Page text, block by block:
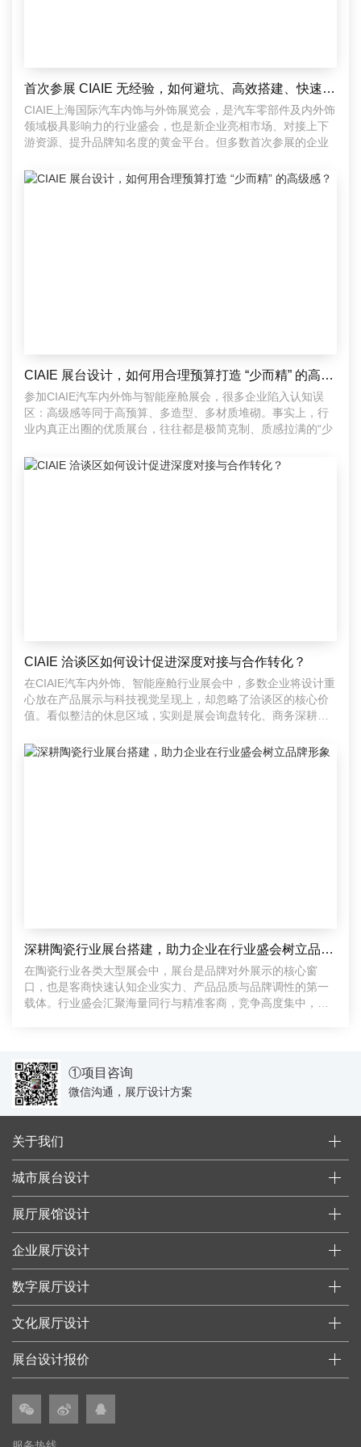
首次参展 CIAIE 无经验，如何避坑、高效搭建、快速融入行业圈层？
CIAIE上海国际汽车内饰与外饰展览会，是汽车零部件及内外饰
领域极具影响力的行业盛会，也是新企业亮相市场、对接上下
游资源、提升品牌知名度的黄金平台。但多数首次参展的企业
CIAIE 展台设计，如何用合理预算打造 “少而精” 的高级感？
参加CIAIE汽车内外饰与智能座舱展会，很多企业陷入认知误
区：高级感等同于高预算、多造型、多材质堆砌。事实上，行
业内真正出圈的优质展台，往往都是极简克制、质感拉满的“少
CIAIE 洽谈区如何设计促进深度对接与合作转化？
在CIAIE汽车内外饰、智能座舱行业展会中，多数企业将设计重
心放在产品展示与科技视觉呈现上，却忽略了洽谈区的核心价
值。看似整洁的休息区域，实则是展会询盘转化、商务深耕、
深耕陶瓷行业展台搭建，助力企业在行业盛会树立品牌形象
在陶瓷行业各类大型展会中，展台是品牌对外展示的核心窗
口，也是客商快速认知企业实力、产品品质与品牌调性的第一
载体。行业盛会汇聚海量同行与精准客商，竞争高度集中，千
①项目咨询
微信沟通，展厅设计方案
关于我们
城市展台设计
展厅展馆设计
企业展厅设计
数字展厅设计
文化展厅设计
展台设计报价